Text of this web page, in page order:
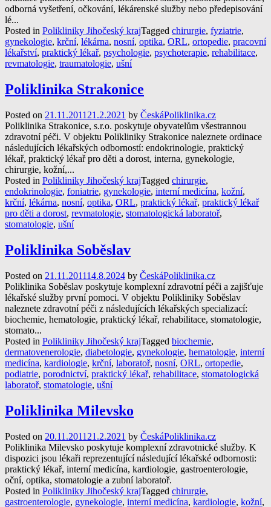
odborná vyšetření, očkování, lékárenské služby nebo předepisování
lé...
Posted in Polikliniky Jihočeský krajTagged chirurgie, fyziatrie,
gynekologie, krční, lékárna, nosní, optika, ORL, ortopedie, pracovní
lékařství, praktický lékař, psychologie, psychoterapie, rehabilitace,
revmatologie, traumatologie, ušní
Poliklinika Strakonice
Posted on 21.11.2011 21.2.2021 by ČeskáPoliklinika.cz
Poliklinika Strakonice, s.r.o. poskytuje obyvatelům všestrannou
zdravotní péči. V objektu Polikliniky Strakonice naleznete ordinace
následujících lékařských odborností: endokrinologie, praktický
lékař, praktický lékař pro děti a dorost, interna, gynekologie,
chirurgie, kožní,...
Posted in Polikliniky Jihočeský krajTagged chirurgie,
endokrinologie, foniatrie, gynekologie, interní medicína, kožní,
krční, lékárna, nosní, optika, ORL, praktický lékař, praktický lékař
pro děti a dorost, revmatologie, stomatologická laboratoř,
stomatologie, ušní
Poliklinika Soběslav
Posted on 21.11.201114.8.2024 by ČeskáPoliklinika.cz
Poliklinika Soběslav poskytuje komplexní zdravotní péči a zajišťuje
lékařské služby první pomoci. V objektu Polikliniky Soběslav
naleznete zdravotní péči z následujících lékařských specializací:
biochemie, hematologie, praktický lékař, rehabilitace, stomatologie,
stomato...
Posted in Polikliniky Jihočeský krajTagged biochemie,
dermatovenerologie, diabetologie, gynekologie, hematologie, interní
medicína, kardiologie, krční, laboratoř, nosní, ORL, ortopedie,
podiatrie, porodnictví, praktický lékař, rehabilitace, stomatologická
laboratoř, stomatologie, ušní
Poliklinika Milevsko
Posted on 20.11.2011 21.2.2021 by ČeskáPoliklinika.cz
Poliklinika Milevsko poskytuje komplexní zdravotnické služby. K
dispozici jsou lékaři reprezentující následující lékařské odbornosti:
praktický lékař, interní medicína, kardiologie, gastroenterologie,
oční, optika, stomatologie a zubní laboratoř.
Posted in Polikliniky Jihočeský krajTagged chirurgie,
gastroenterologie, gynekologie, interní medicína, kardiologie, kožní,